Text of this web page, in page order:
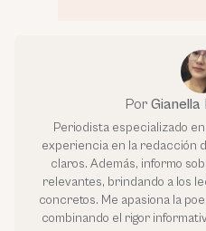
Por
Periodista especializado
experiencia en la redacción
claros. Además, informo
relevantes, brindando a los
concretos. Me apasiona la
combinando el rigor